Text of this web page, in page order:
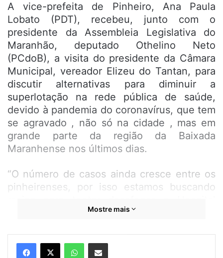
A vice-prefeita de Pinheiro, Ana Paula
Lobato (PDT), recebeu, junto com o
presidente da Assembleia Legislativa do
Maranhão, deputado Othelino Neto
(PCdoB), a visita do presidente da Câmara
Municipal, vereador Elizeu do Tantan, para
discutir alternativas para diminuir a
superlotação na rede pública de saúde,
devido à pandemia do coronavírus, que tem
se agravado , não só na cidade , mas em
grande parte da região da Baixada
Maranhense nos últimos dias.
“O número de casos ainda cresce entre os
pinheirenses, por isso estamos buscando
Antenor Abreu e o Macrorregional, que
vizinhas. Agradeço ao presidente Othelino
pela articulação com o Governo do Estado
Mostre mais